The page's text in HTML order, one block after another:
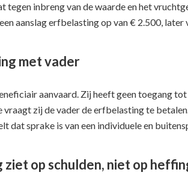
tegen inbreng van de waarde en het
aanslag erfbelasting op van € 2.500,
met vader
aanvaard. Zij heeft geen toegang
zij de vader de erfbelasting te
dat sprake is van een individuele en
op schulden, niet op